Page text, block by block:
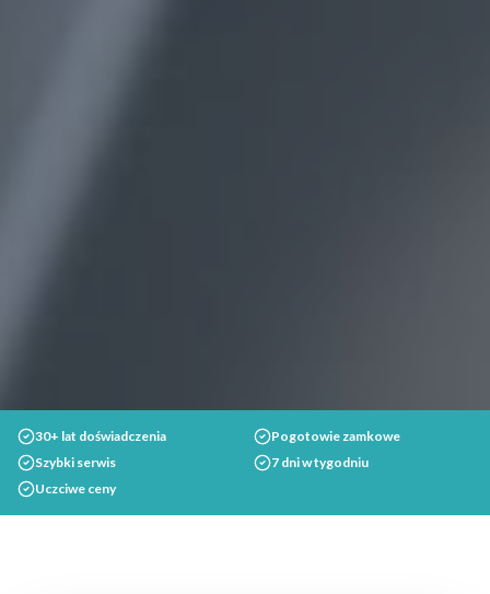
30+ lat doświadczenia
Pogotowie zamkowe
Szybki serwis
7 dni w tygodniu
Uczciwe ceny